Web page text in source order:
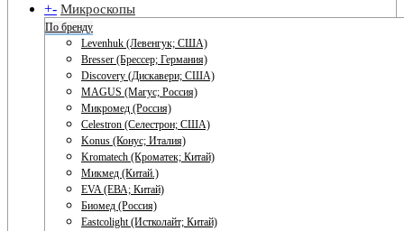
+- Микроскопы
По бренду
Levenhuk (Левенгук; США)
Bresser (Брессер; Германия)
Discovery (Дискавери; США)
MAGUS (Магус; Россия)
Микромед (Россия)
Celestron (Селестрон; США)
Konus (Конус; Италия)
Kromatech (Кроматек; Китай)
Микмед (Китай.)
EVA (ЕВА; Китай)
Биомед (Россия)
Eastcolight (Истколайт; Китай)